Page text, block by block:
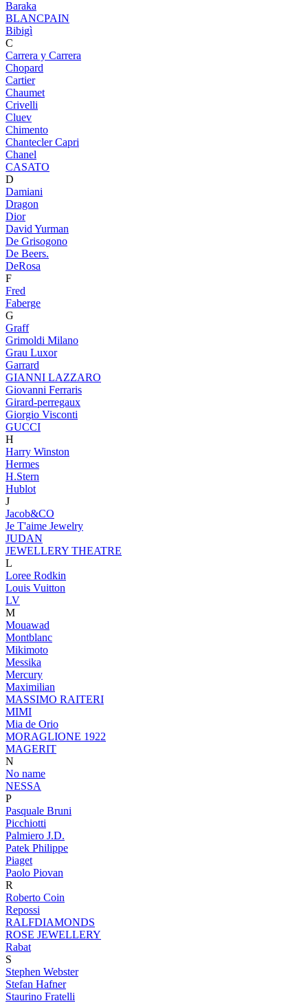
Baraka
BLANCPAIN
Bibigì
C
Carrera y Carrera
Chopard
Cartier
Chaumet
Crivelli
Cluev
Chimento
Chantecler Capri
Chanel
CASATO
D
Damiani
Dragon
Dior
David Yurman
De Grisogono
De Beers.
DeRosa
F
Fred
Faberge
G
Graff
Grimoldi Milano
Grau Luxor
Garrard
GIANNI LAZZARO
Giovanni Ferraris
Girard-perregaux
Giorgio Visconti
GUCCI
H
Harry Winston
Hermes
H.Stern
Hublot
J
Jacob&CO
Je T'aime Jewelry
JUDAN
JEWELLERY THEATRE
L
Loree Rodkin
Louis Vuitton
LV
M
Mouawad
Montblanc
Mikimoto
Messika
Mercury
Maximilian
MASSIMO RAITERI
MIMI
Mia de Orio
MORAGLIONE 1922
MAGERIT
N
No name
NESSA
P
Pasquale Bruni
Picchiotti
Palmiero J.D.
Patek Philippe
Piaget
Paolo Piovan
R
Roberto Coin
Repossi
RALFDIAMONDS
ROSE JEWELLERY
Rabat
S
Stephen Webster
Stefan Hafner
Staurino Fratelli